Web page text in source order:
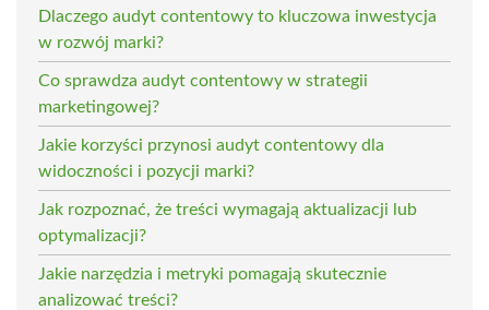
Dlaczego audyt contentowy to kluczowa inwestycja
w rozwój marki?
Co sprawdza audyt contentowy w strategii
marketingowej?
Jakie korzyści przynosi audyt contentowy dla
widoczności i pozycji marki?
Jak rozpoznać, że treści wymagają aktualizacji lub
optymalizacji?
Jakie narzędzia i metryki pomagają skutecznie
analizować treści?